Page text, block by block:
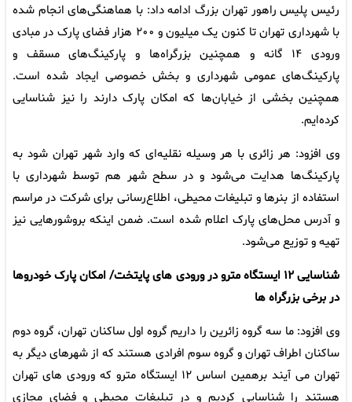
رئیس پلیس راهور تهران بزرگ ادامه داد: با هماهنگی‌های انجام شده
با شهرداری تهران تا کنون یک میلیون و ۲۰۰ هزار فضای پارک در مبادی
ورودی ۱۴ گانه و همچنین بزرگراه‌ها و پارکینگ‌های مسقف و
پارکینگ‌های عمومی شهرداری و بخش خصوصی ایجاد شده است.
همچنین بخشی از خیابان‌ها که امکان پارک دارند را نیز شناسایی
کرده‌ایم.
وی افزود: هر زائری با هر وسیله نقلیه‌ای که وارد شهر تهران شود به
پارکینگ‌ها هدایت می‌شود و در سطح شهر هم توسط شهرداری با
استفاده از بنرها و تبلیغات محیطی، اطلاع‌رسانی برای شرکت در مراسم
و آدرس محل‌های پارک اعلام شده است. ضمن اینکه بروشورهایی نیز
تهیه و توزیع می‌شود.
شناسایی ۱۲ ایستگاه مترو در ورودی های پایتخت/ امکان پارک خودروها
در برخی بزرگراه ها
وی افزود: ما سه گروه زائرین را داریم گروه اول ساکنان تهران، گروه دوم
ساکنان اطراف تهران و گروه سوم افرادی هستند که از شهرهای دیگر به
تهران می آیند برهمین اساس ۱۲ ایستگاه مترو که ورودی‌ های تهران
هستند را شناسایی کردیم و در تبلیغات محیطی و فضای مجازی